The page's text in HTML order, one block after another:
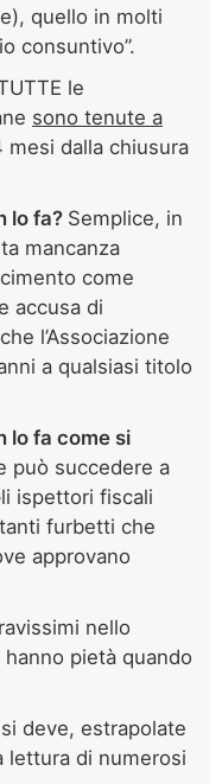
quello in molti
consuntivo”.
le
sono tenute a
mesi dalla chiusura
lo fa? Semplice, in
mancanza
come
accusa di
l’Associazione
a qualsiasi titolo
lo fa come si
può succedere a
ispettori fiscali
furbetti che
approvano
nello
pietà quando
deve, estrapolate
lettura di numerosi